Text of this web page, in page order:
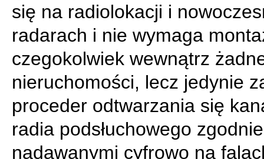
się na radiolokacji i
radarach i nie wymaga
czegokolwiek wewnątrz
nieruchomości, lecz jedynie
proceder odtwarzania się
radia podsłuchowego
nadawanymi cyfrowo na